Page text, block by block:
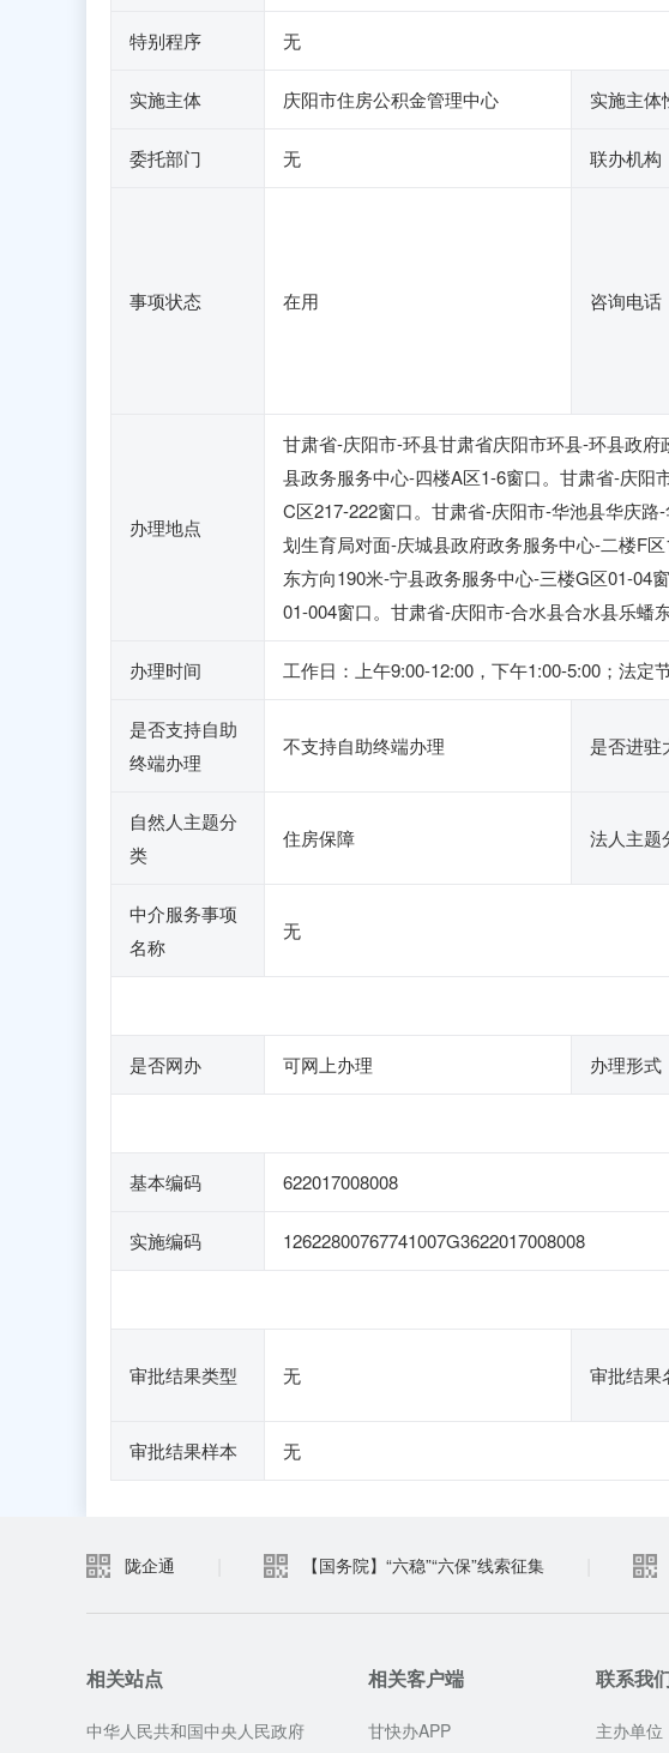
特别程序 无
实施主体 庆阳市住房公积金管理中心 实施主体
委托部门 无 联办机构
事项状态 在用 咨询电话
办理地点
甘肃省-庆阳市-环县甘肃省庆阳市环县-环县政
县政务服务中心-四楼A区1-6窗口。甘肃省-庆阳
C区217-222窗口。甘肃省-庆阳市-华池县华庆
划生育局对面-庆城县政府政务服务中心-二楼F
东方向190米-宁县政务服务中心-三楼G区01-04
01-004窗口。甘肃省-庆阳市-合水县合水县乐蟠
办理时间 工作日：上午9:00-12:00，下午1:00-5:00；法定
是否支持自助
终端办理
不支持自助终端办理 是否进驻
自然人主题分
类
住房保障 法人主题
中介服务事项
名称
无
是否网办 可网上办理 办理形式
基本编码 622017008008
实施编码 12622800767741007G3622017008008
审批结果类型 无 审批结果
审批结果样本 无
陇企通 【国务院】“六稳”“六保”线索征集
相关站点
中华人民共和国中央人民政府
相关客户端
甘快办APP
联系我
主办单